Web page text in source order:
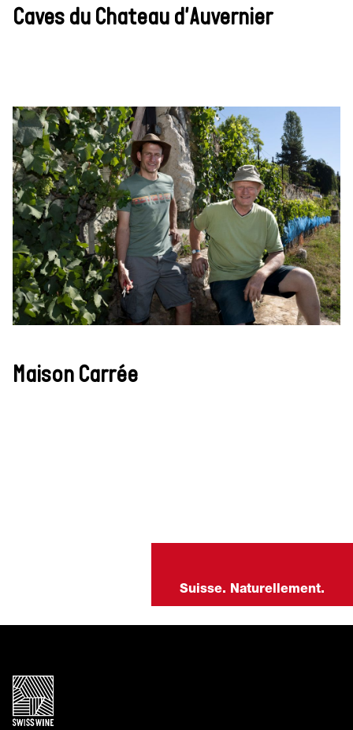
Caves du Chateau d'Auvernier
Maison Carrée
Suisse. Naturellement.